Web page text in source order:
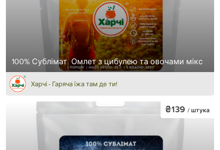
100% Сублімат. Омлет з цибулею та овочами мікс
Харчі - Гаряча їжа там де ти!
₴139 / штука